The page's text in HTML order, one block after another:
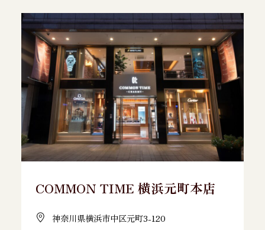
COMMON TIME 横浜元町本店
神奈川県横浜市中区元町3-120